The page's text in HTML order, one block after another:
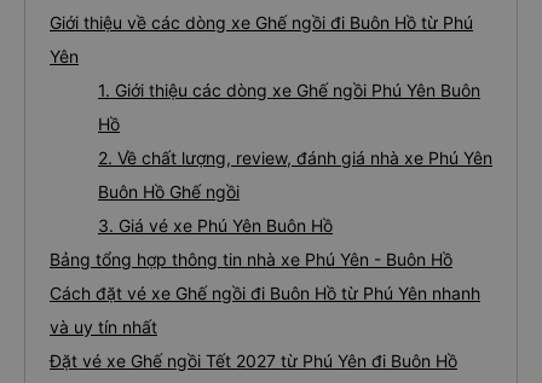
Giới thiệu về các dòng xe Ghế ngồi đi Buôn Hồ từ Phú
Yên
1. Giới thiệu các dòng xe Ghế ngồi Phú Yên Buôn
Hồ
2. Về chất lượng, review, đánh giá nhà xe Phú Yên
Buôn Hồ Ghế ngồi
3. Giá vé xe Phú Yên Buôn Hồ
Bảng tổng hợp thông tin nhà xe Phú Yên - Buôn Hồ
Cách đặt vé xe Ghế ngồi đi Buôn Hồ từ Phú Yên nhanh
và uy tín nhất
Đặt vé xe Ghế ngồi Tết 2027 từ Phú Yên đi Buôn Hồ